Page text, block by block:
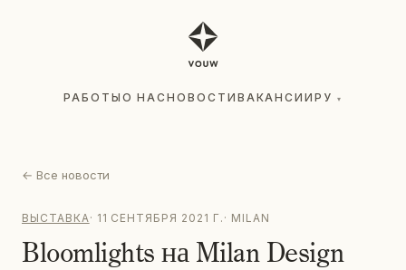
РАБОТЫ О НАСНОВОСТИ ВАКАНСИИРУ ▾
← Все новости
ВЫСТАВКА· 11 СЕНТЯБРЯ 2021 Г. · MILAN
Bloomlights на Milan Design